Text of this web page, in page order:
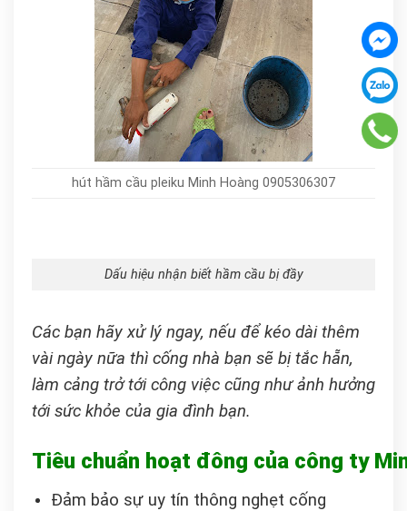
hút hầm cầu pleiku Minh Hoàng 0905306307
Dấu hiệu nhận biết hầm cầu bị đầy
Các bạn hãy xử lý ngay, nếu để kéo dài thêm
vài ngày nữa thì cống nhà bạn sẽ bị tắc hẵn,
làm cảng trở tới công việc cũng như ảnh hưởng
tới sức khỏe của gia đình bạn.
Tiêu chuẩn hoạt đông của công ty
Đảm bảo sự uy tín thông nghẹt cống